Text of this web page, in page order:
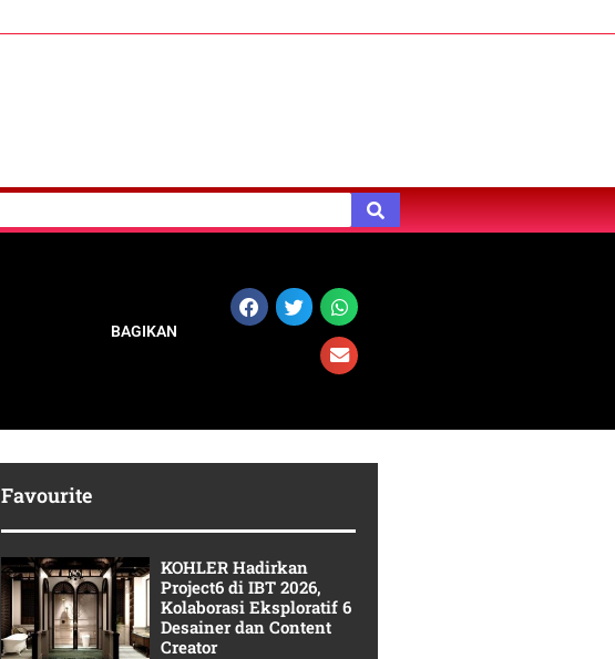
BAGIKAN
Favourite
KOHLER Hadirkan
Project6 di IBT 2026,
Kolaborasi Eksploratif 6
Desainer dan Content
Creator